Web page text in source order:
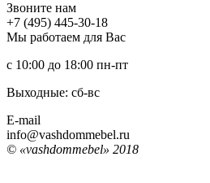
Звоните нам
+7 (495) 445-30-18
Мы работаем для Вас
с 10:00 до 18:00 пн-пт
Выходные: сб-вc
E-mail
info@vashdommebel.ru
© «vashdommebel» 2018